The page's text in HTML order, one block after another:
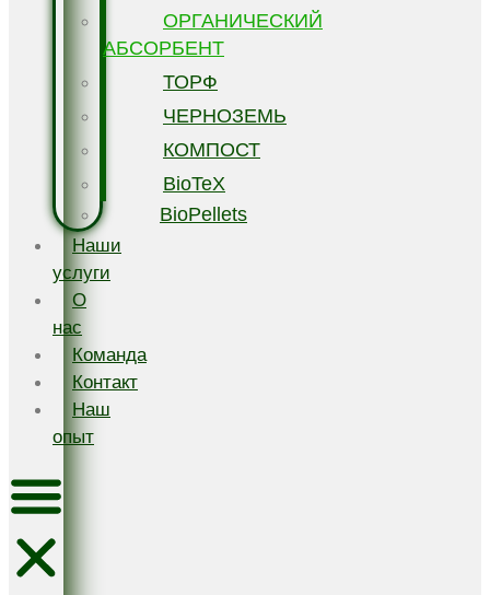
ОРГАНИЧЕСКИЙ
АБСОРБЕНТ
ТОРФ
ЧЕРНОЗЕМЬ
КОМПОСТ
BioTeX
BioPellets
Наши
услуги
О
нас
Команда
Контакт
Наш
опыт